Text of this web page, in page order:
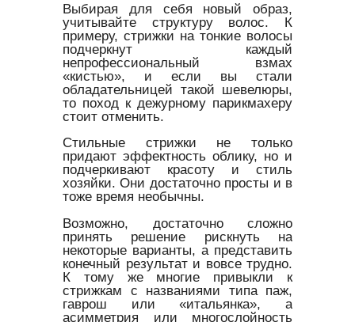
Выбирая для себя новый образ,
учитывайте структуру волос. К
примеру, стрижки на тонкие волосы
подчеркнут каждый
непрофессиональный взмах
«кистью», и если вы стали
обладательницей такой шевелюры,
то поход к дежурному парикмахеру
стоит отменить.
Стильные стрижки не только
придают эффектность облику, но и
подчеркивают красоту и стиль
хозяйки. Они достаточно просты и в
тоже время необычны.
Возможно, достаточно сложно
принять решение рискнуть на
некоторые варианты, а представить
конечный результат и вовсе трудно.
К тому же многие привыкли к
стрижкам с названиями типа паж,
гаврош или «итальянка», а
асимметрия или многослойность